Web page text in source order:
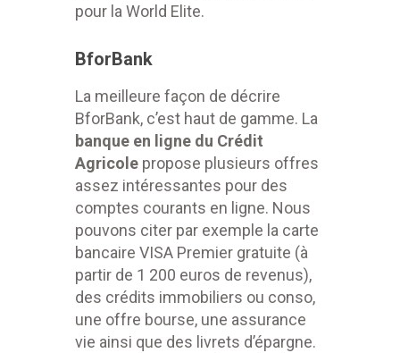
pour la World Elite.
BforBank
La meilleure façon de décrire
BforBank, c’est haut de gamme. La
banque en ligne du Crédit
Agricole propose plusieurs offres
assez intéressantes pour des
comptes courants en ligne. Nous
pouvons citer par exemple la carte
bancaire VISA Premier gratuite (à
partir de 1 200 euros de revenus),
des crédits immobiliers ou conso,
une offre bourse, une assurance
vie ainsi que des livrets d’épargne.